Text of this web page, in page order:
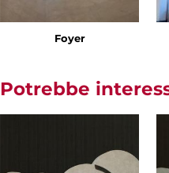
Foyer
Potrebbe